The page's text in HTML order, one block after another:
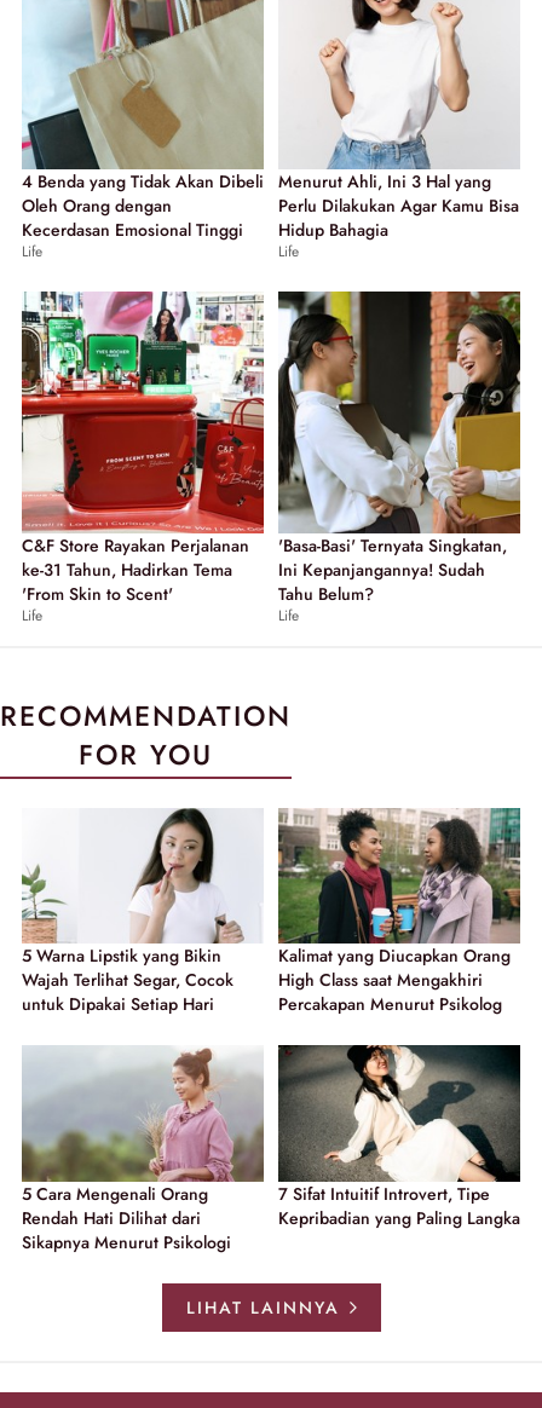
4 Benda yang Tidak Akan Dibeli
Oleh Orang dengan
Kecerdasan Emosional Tinggi
Life
Menurut Ahli, Ini 3 Hal yang
Perlu Dilakukan Agar Kamu Bisa
Hidup Bahagia
Life
C&F Store Rayakan Perjalanan
ke-31 Tahun, Hadirkan Tema
'From Skin to Scent'
Life
'Basa-Basi' Ternyata Singkatan,
Ini Kepanjangannya! Sudah
Tahu Belum?
Life
RECOMMENDATION
FOR YOU
5 Warna Lipstik yang Bikin
Wajah Terlihat Segar, Cocok
untuk Dipakai Setiap Hari
Kalimat yang Diucapkan Orang
High Class saat Mengakhiri
Percakapan Menurut Psikolog
5 Cara Mengenali Orang
Rendah Hati Dilihat dari
Sikapnya Menurut Psikologi
7 Sifat Intuitif Introvert, Tipe
Kepribadian yang Paling Langka
LIHAT LAINNYA